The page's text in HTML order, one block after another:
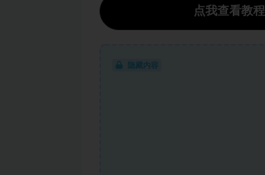
点我查看教程
隐藏内容